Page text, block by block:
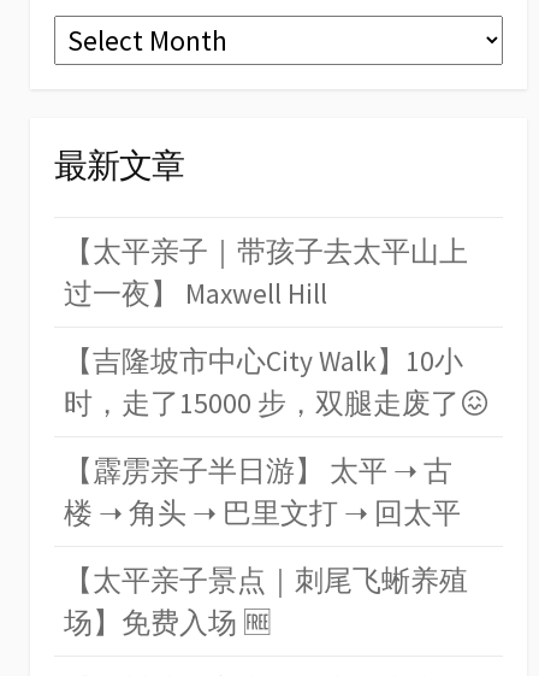
Archives
最新文章
【太平亲子｜带孩子去太平山上
过一夜】 Maxwell Hill
【吉隆坡市中心City Walk】10小
时，走了15000 步，双腿走废了😖
【霹雳亲子半日游】 太平 ➝ 古
楼 ➝ 角头 ➝ 巴里文打 ➝ 回太平
【太平亲子景点｜刺尾飞蜥养殖
场】免费入场 🆓